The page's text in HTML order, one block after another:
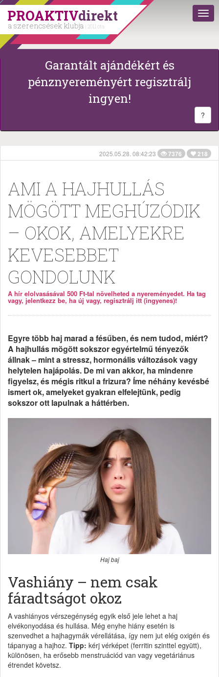
PROAKTIVdirekt
a szerencsések klubja | 2011 óta
Garantált ajándékért és
pénznyereményért regisztrálj
ingyen!
?
2025.05.28. 08:42:23 7376 218
AMI A HAJHULLÁS
MÖGÖTT MEGHÚZÓDIK
– OKOK, AMELYEKRE
KEVESEBBET
GONDOLUNK
A hír elolvasásával 500 Ft-tal növelheted a nyereményedet. Ha tag
vagy, jelentkezz be, ha új vagy, regisztrálj itt (ingyenes)!
Egyre több haj marad a fésűben, és nem tudod, miért?
A hajhullás mögött sokszor egyértelmű tényezők
állnak – mint a stressz, hormonális változások vagy
helytelen hajápolás. De mi van akkor, ha mindenre
figyelsz, és mégis ritkul a frizura? Íme néhány kevésbé
ismert ok, amelyeket gyakran elfelejtünk, pedig
sokszor ott lapulnak a háttérben.
Haj baj
Vashiány – nem csak
fáradtságot okoz
A vashiányos vérszegénység egyik első jele lehet a haj
elvékonyodása és hullása. Még enyhe hiány esetén is
szenvedhet a hajhagymák vérellátása, így nem jut elég oxigén és
tápanyag a hajhoz. Tipp: kérj vérképet (ferritin szinttel együtt),
különösen, ha erősebb menstruációd van vagy vegetáriánus
étrendet követsz.